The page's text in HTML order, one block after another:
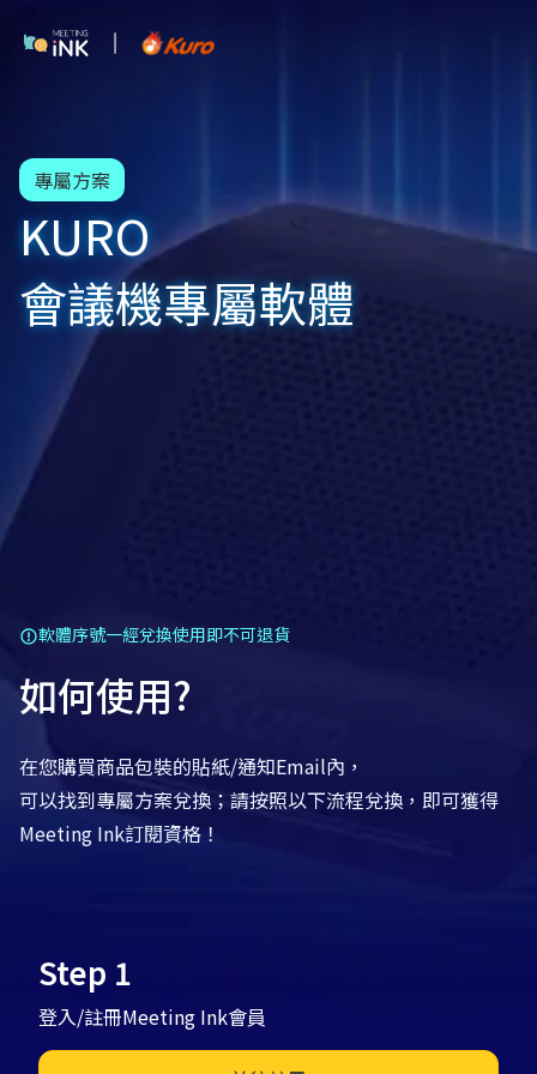
專屬方案
KURO
會議機專屬軟體
軟體序號一經兌換使用即不可退貨
如何使用?
在您購買商品包裝的貼紙/通知Email內，
可以找到專屬方案兌換；請按照以下流程兌換，即可獲得
Meeting Ink訂閱資格！
Step 1
登入/註冊Meeting Ink會員